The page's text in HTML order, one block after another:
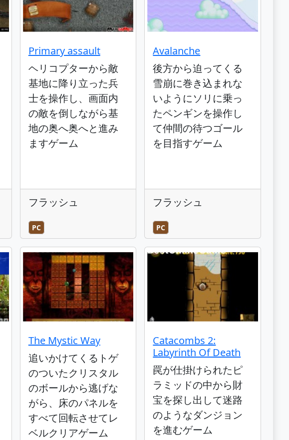
Primary assault
ヘリコプターから敵
基地に降り立った兵
士を操作し、画面内
の敵を倒しながら基
地の奥へ奥へと進み
ますゲーム
フラッシュ
PC
Avalanche
後方から迫ってくる
雪崩に巻き込まれな
いようにソリに乗っ
たペンギンを操作し
て仲間の待つゴール
を目指すゲーム
フラッシュ
PC
The Mystic Way
追いかけてくるトゲ
のついたクリスタル
のボールから逃げな
がら、床のパネルを
すべて回転させてレ
ベルクリアゲーム
Catacombs 2:
Labyrinth Of Death
罠が仕掛けられたピ
ラミッドの中から財
宝を探し出して迷路
のようなダンジョン
を進むゲーム